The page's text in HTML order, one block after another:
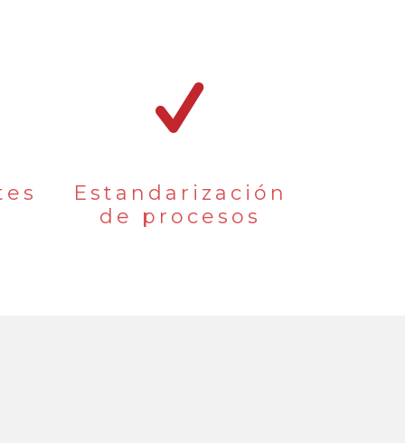
Estandarización
de procesos